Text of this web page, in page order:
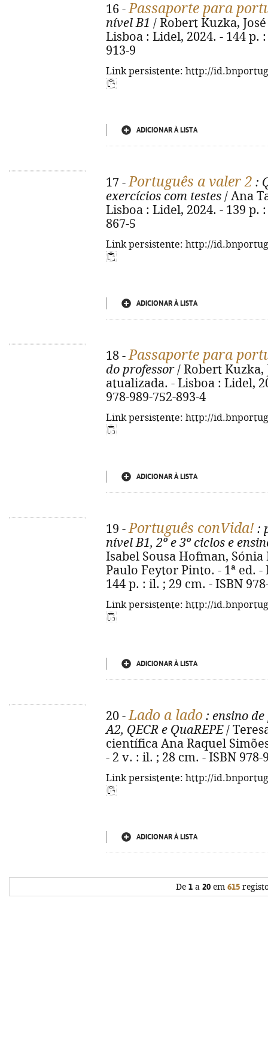
16 -Passaporte para
nível B1 / Robert Kuzka,
Lisboa : Lidel, 2024. - 144 p.
913-9
Link persistente: http://
ADICIONAR À LISTA
17 -Português a valer 2 :
exercícios com testes / Ana
Lisboa : Lidel, 2024. - 139 p.
867-5
Link persistente: http://
ADICIONAR À LISTA
18 -Passaporte para
do professor/ Robert Kuzka,
atualizada. - Lisboa : Lidel,
978-989-752-893-4
Link persistente: http://
ADICIONAR À LISTA
19 -Português conVida! :
nível B1, 2º e 3º ciclos e
Isabel Sousa Hofman,
Paulo Feytor Pinto. - 1ª ed.
144 p. : il. ; 29 cm. - ISBN
Link persistente: http://
ADICIONAR À LISTA
20 -Lado a lado : ensino
A2, QECR e QuaREPE/
científica Ana Raquel
- 2 v. : il. ; 28 cm. - ISBN 978-
Link persistente: http://
ADICIONAR À LISTA
De 1 a 20 em 615